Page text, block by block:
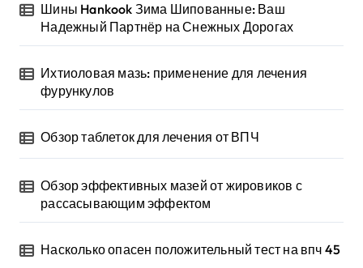
Шины Hankook Зима Шипованные: Ваш
Надежный Партнёр на Снежных Дорогах
Ихтиоловая мазь: применение для лечения
фурункулов
Обзор таблеток для лечения от ВПЧ
Обзор эффективных мазей от жировиков с
рассасывающим эффектом
Насколько опасен положительный тест на впч 45